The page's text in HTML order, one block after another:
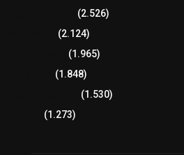
(2.526)
(2.124)
(1.965)
(1.848)
(1.530)
(1.273)